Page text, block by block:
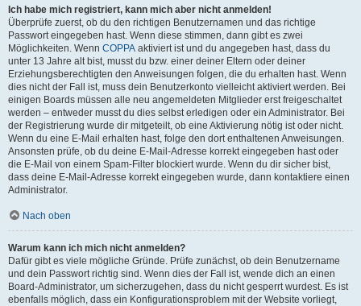
Ich habe mich registriert, kann mich aber nicht anmelden!
Überprüfe zuerst, ob du den richtigen Benutzernamen und das richtige
Passwort eingegeben hast. Wenn diese stimmen, dann gibt es zwei
Möglichkeiten. Wenn COPPA aktiviert ist und du angegeben hast, dass du
unter 13 Jahre alt bist, musst du bzw. einer deiner Eltern oder deiner
Erziehungsberechtigten den Anweisungen folgen, die du erhalten hast. Wenn
dies nicht der Fall ist, muss dein Benutzerkonto vielleicht aktiviert werden. Bei
einigen Boards müssen alle neu angemeldeten Mitglieder erst freigeschaltet
werden – entweder musst du dies selbst erledigen oder ein Administrator. Bei
der Registrierung wurde dir mitgeteilt, ob eine Aktivierung nötig ist oder nicht.
Wenn du eine E-Mail erhalten hast, folge den dort enthaltenen Anweisungen.
Ansonsten prüfe, ob du deine E-Mail-Adresse korrekt eingegeben hast oder
die E-Mail von einem Spam-Filter blockiert wurde. Wenn du dir sicher bist,
dass deine E-Mail-Adresse korrekt eingegeben wurde, dann kontaktiere einen
Administrator.
Nach oben
Warum kann ich mich nicht anmelden?
Dafür gibt es viele mögliche Gründe. Prüfe zunächst, ob dein Benutzername
und dein Passwort richtig sind. Wenn dies der Fall ist, wende dich an einen
Board-Administrator, um sicherzugehen, dass du nicht gesperrt wurdest. Es ist
ebenfalls möglich, dass ein Konfigurationsproblem mit der Website vorliegt,